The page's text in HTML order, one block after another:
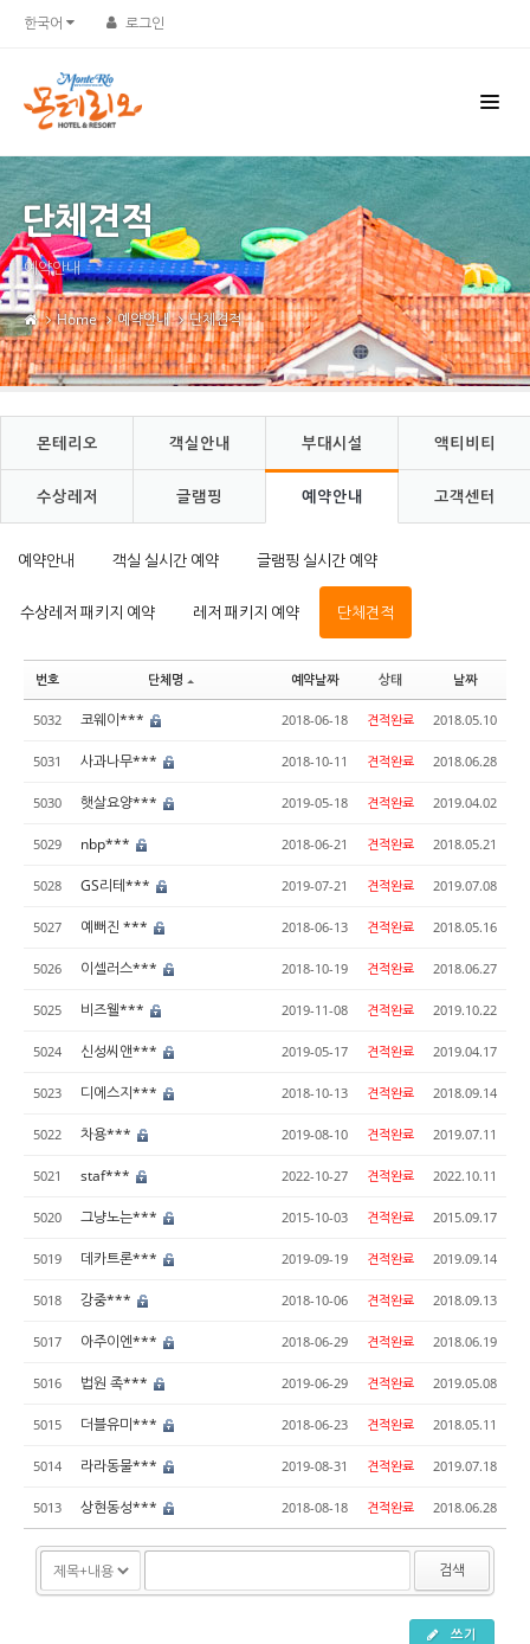
한국어 로그인
단체견적
예약안내
Home 예약안내 단체견적
몬테리오 객실안내 부대시설 액티비티
수상레저 글램핑 예약안내 고객센터
예약안내 객실 실시간 예약 글램핑 실시간 예약
수상레저 패키지 예약 레저 패키지 예약 단체견적
번호 단체명 예약날짜 상태 날짜
5032 코웨이*** 2018-06-18 견적완료 2018.05.10
5031 사과나무*** 2018-10-11 견적완료 2018.06.28
5030 햇살요양*** 2019-05-18 견적완료 2019.04.02
5029 nbp*** 2018-06-21 견적완료 2018.05.21
5028 GS리테*** 2019-07-21 견적완료 2019.07.08
5027 예뻐진 *** 2018-06-13 견적완료 2018.05.16
5026 이셀러스*** 2018-10-19 견적완료 2018.06.27
5025 비즈웰*** 2019-11-08 견적완료 2019.10.22
5024 신성씨앤*** 2019-05-17 견적완료 2019.04.17
5023 디에스지*** 2018-10-13 견적완료 2018.09.14
5022 차용*** 2019-08-10 견적완료 2019.07.11
5021 staf*** 2022-10-27 견적완료 2022.10.11
5020 그냥노는*** 2015-10-03 견적완료 2015.09.17
5019 데카트론*** 2019-09-19 견적완료 2019.09.14
5018 강중*** 2018-10-06 견적완료 2018.09.13
5017 아주이엔*** 2018-06-29 견적완료 2018.06.19
5016 법원 족*** 2019-06-29 견적완료 2019.05.08
5015 더블유미*** 2018-06-23 견적완료 2018.05.11
5014 라라동물*** 2019-08-31 견적완료 2019.07.18
5013 상현동성*** 2018-08-18 견적완료 2018.06.28
검색
쓰기
Sketchbook5, 스케치북5